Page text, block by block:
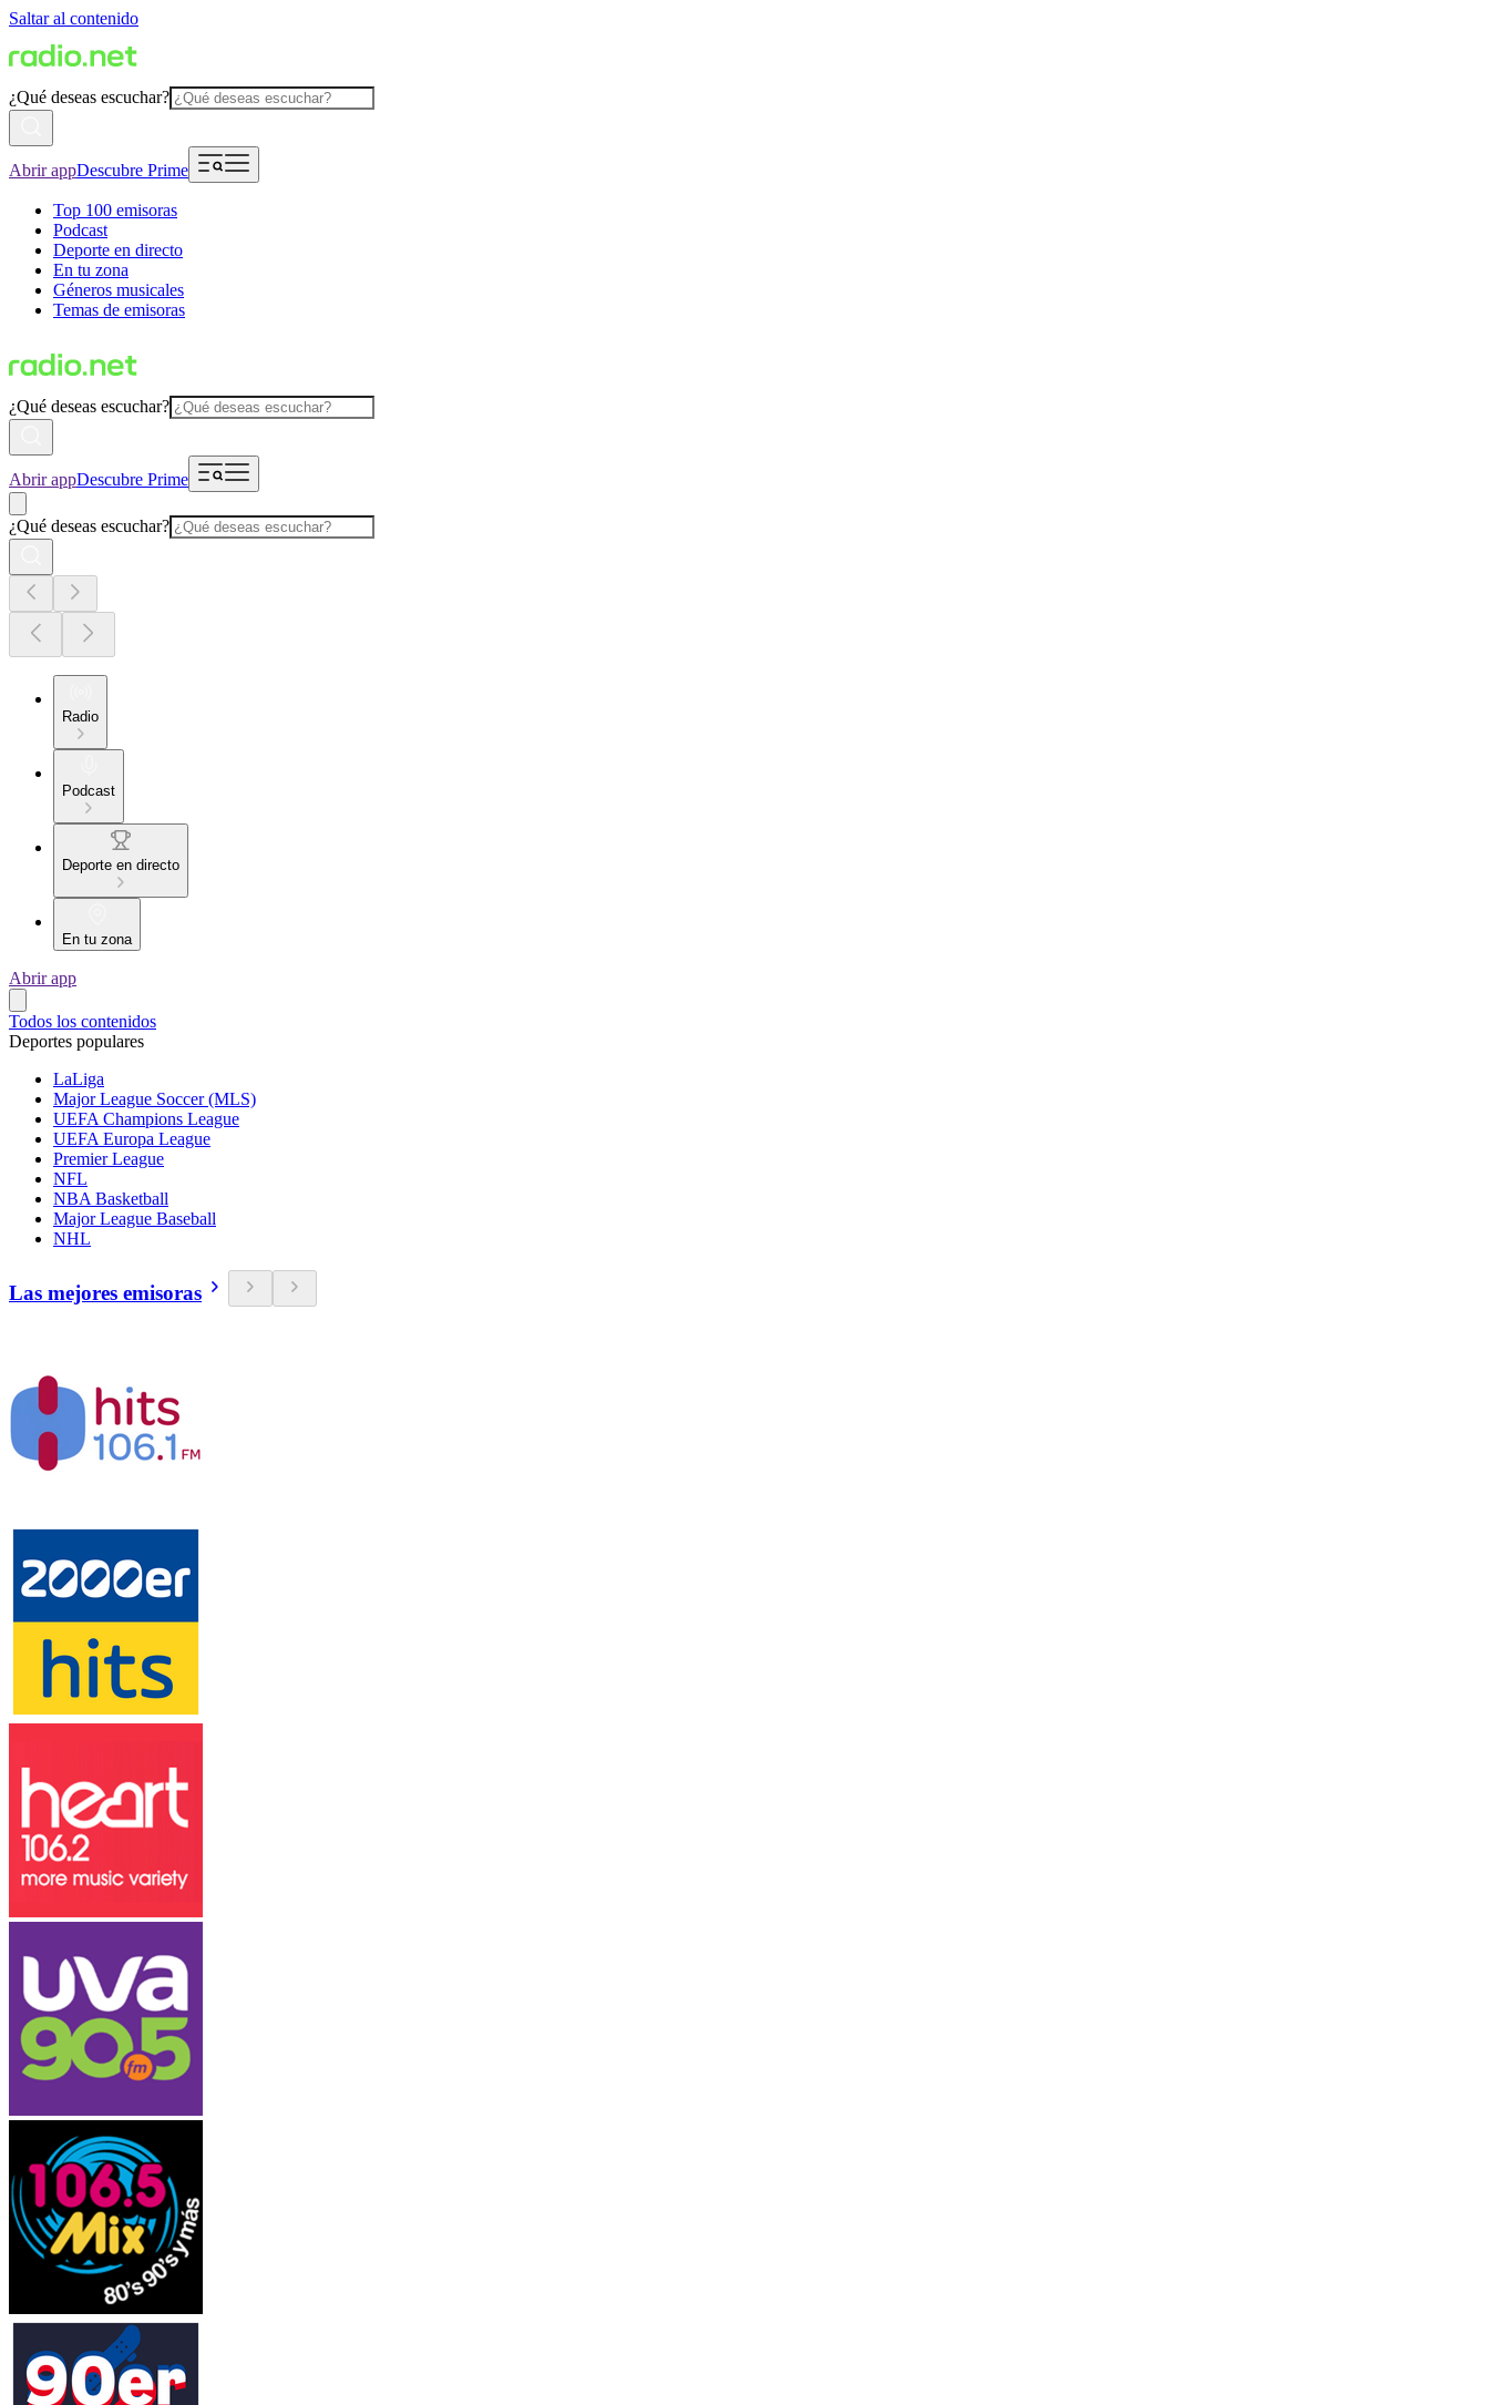
Saltar al contenido
¿Qué deseas escuchar?
Abrir appDescubre Prime
Top 100 emisoras
Podcast
Deporte en directo
En tu zona
Géneros musicales
Temas de emisoras
¿Qué deseas escuchar?
Abrir appDescubre Prime
¿Qué deseas escuchar?
Radio
Podcast
Deporte en directo
En tu zona
Abrir app
Todos los contenidos
Deportes populares
LaLiga
Major League Soccer (MLS)
UEFA Champions League
UEFA Europa League
Premier League
NFL
NBA Basketball
Major League Baseball
NHL
Las mejores emisoras